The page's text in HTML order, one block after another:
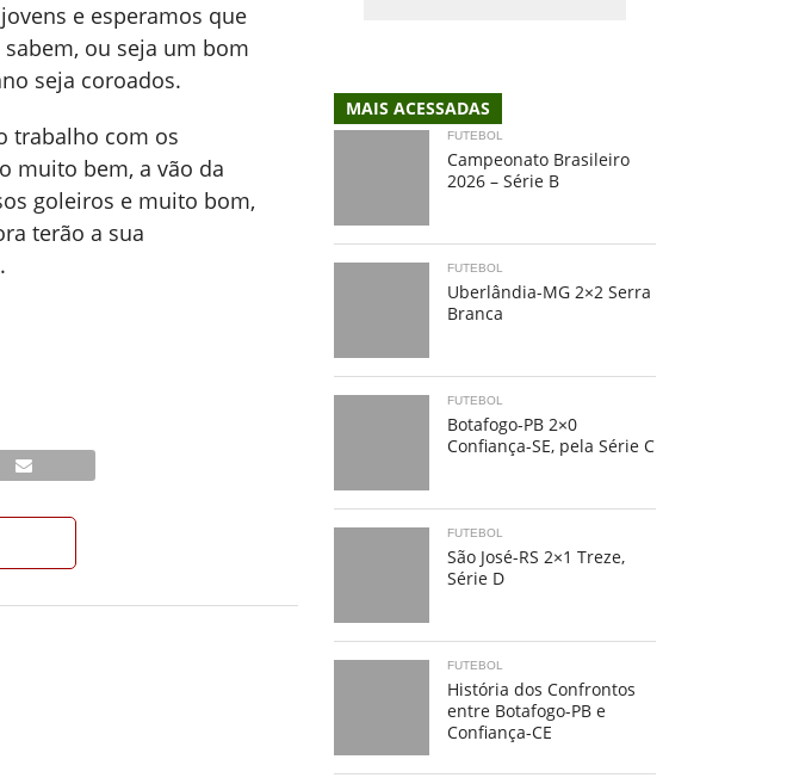
e esperamos que
ou seja um bom
seja coroados.
trabalho com os
muito bem, a vão da
goleiros e muito bom,
terão a sua
MAIS ACESSADAS
FUTEBOL
Campeonato Brasileiro
2026 – Série B
FUTEBOL
Uberlândia-MG 2×2 Serra
Branca
FUTEBOL
Botafogo-PB 2×0
Confiança-SE, pela Série C
FUTEBOL
São José-RS 2×1 Treze,
Série D
FUTEBOL
História dos Confrontos
entre Botafogo-PB e
Confiança-CE